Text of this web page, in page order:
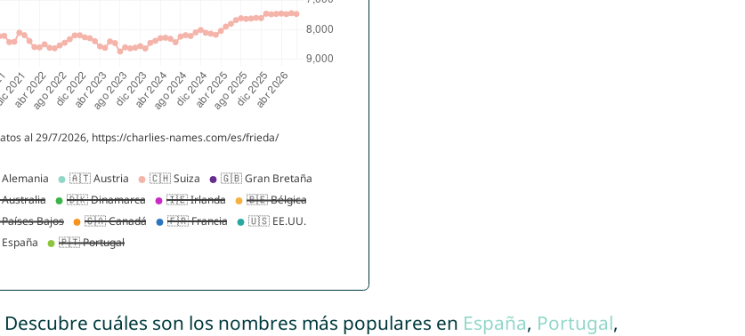
Descubre cuáles son los nombres más populares en España, Portugal,